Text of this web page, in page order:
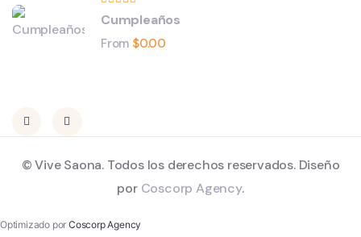
Cumpleaños
From $0.00
© Vive Saona. Todos los derechos reservados. Diseño
por Coscorp Agency.
Optimizado porCoscorp Agency